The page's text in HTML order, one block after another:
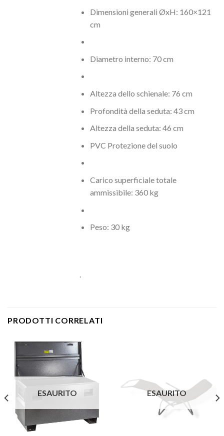
Dimensioni generali ØxH: 160×121
cm
Diametro interno: 70 cm
Altezza dello schienale: 76 cm
Profondità della seduta: 43 cm
Altezza della seduta: 46 cm
PVC Protezione del suolo
Carico superficiale totale
ammissibile: 360 kg
Peso: 30 kg
.
PRODOTTI CORRELATI
ESAURITO ESAURITO